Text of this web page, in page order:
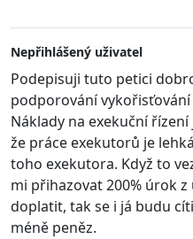
Nepřihlášený uživatel
Podepisuji tuto petici
podporování
Náklady na exekuční
že práce exekutorů je
toho exekutora. Když to
mi přihazovat 200% úrok
doplatit, tak se i já budu
méně peněz.